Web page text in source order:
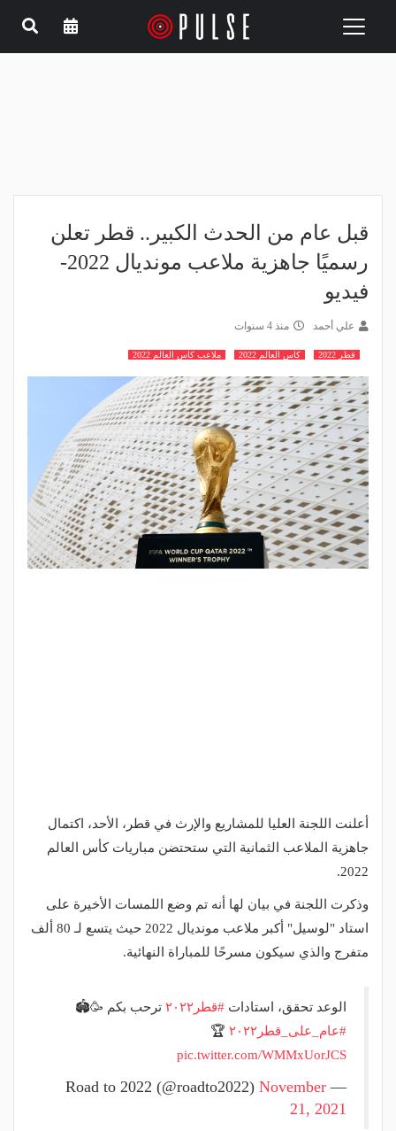
Toggle
قبل عام من الحدث الكبير.. قطر تعلن
رسميًا جاهزية ملاعب مونديال 2022-
فيديو
علي أحمد منذ 4 سنوات
قطر 2022 كاس العالم 2022 ملاعب كاس العالم 2022
أعلنت اللجنة العليا للمشاريع والإرث في قطر، الأحد، اكتمال
جاهزية الملاعب الثمانية التي ستحتضن مباريات كأس العالم
2022.
وذكرت اللجنة في بيان لها أنه تم وضع اللمسات الأخيرة على
استاد "لوسيل" أكبر ملاعب مونديال 2022 حيث يتسع لـ 80 ألف
متفرج والذي سيكون مسرحًا للمباراة النهائية.
الوعد تحقق، استادات #قطر٢٠٢٢
ترحب بكم 🥳🏟️
#عام_على_قطر٢٠٢٢
🏆
pic.twitter.com/WMMxUorJCS
— Road to 2022 (@roadto2022)
November
21, 2021